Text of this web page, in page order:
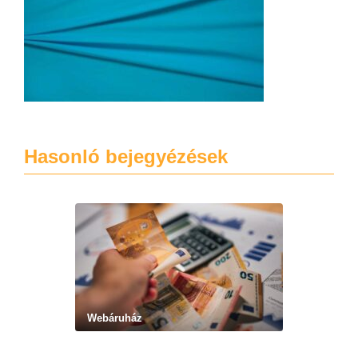
Hasonló bejegyézések
Webáruház